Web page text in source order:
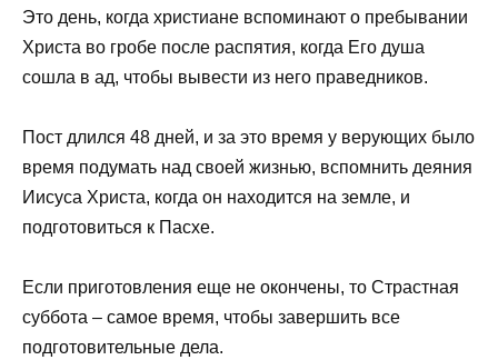
Это день, когда христиане вспоминают о пребывании
Христа во гробе после распятия, когда Его душа
сошла в ад, чтобы вывести из него праведников.
Пост длился 48 дней, и за это время у верующих было
время подумать над своей жизнью, вспомнить деяния
Иисуса Христа, когда он находится на земле, и
подготовиться к Пасхе.
Если приготовления еще не окончены, то Страстная
суббота – самое время, чтобы завершить все
подготовительные дела.